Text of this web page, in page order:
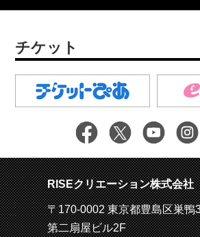
チケット
RISEクリエーション株式会社
〒170-0002 東京都豊島区巣鴨
第二扇屋ビル2F